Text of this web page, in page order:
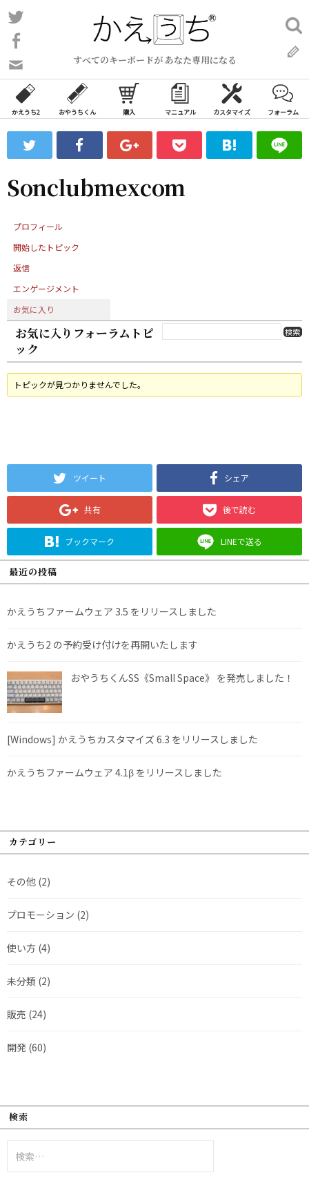
コ
ン
ン
ツ
ス
ッ
すべてのキーボードが あなた専用になる
い
合
わ
フ
ォ
ム
検
索:
かえうち2 おやうちくん 購入 マニュアル カスタマイズ フォーラム
Sonclubmexcom
プロフィール
開始したトピック
返信
エンゲージメント
お気に入り
お気に入りフォーラムトピ
ック
トピックが見つかりませんでした。
ツイート シェア
共有 後で読む
ブックマーク LINEで送る
最近の投稿
かえうちファームウェア 3.5 をリリースしました
かえうち2 の予約受け付けを再開いたします
おやうちくんSS《Small Space》 を発売しました！
[Windows] かえうちカスタマイズ 6.3 をリリースしました
かえうちファームウェア 4.1β をリリースしました
カテゴリー
その他 (2)
プロモーション (2)
使い方 (4)
未分類 (2)
販売 (24)
開発 (60)
検索
索: